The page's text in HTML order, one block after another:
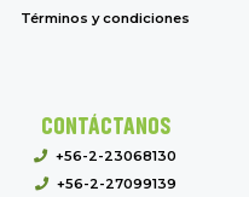
Términos y condiciones
CONTÁCTANOS
+56-2-23068130
+56-2-27099139